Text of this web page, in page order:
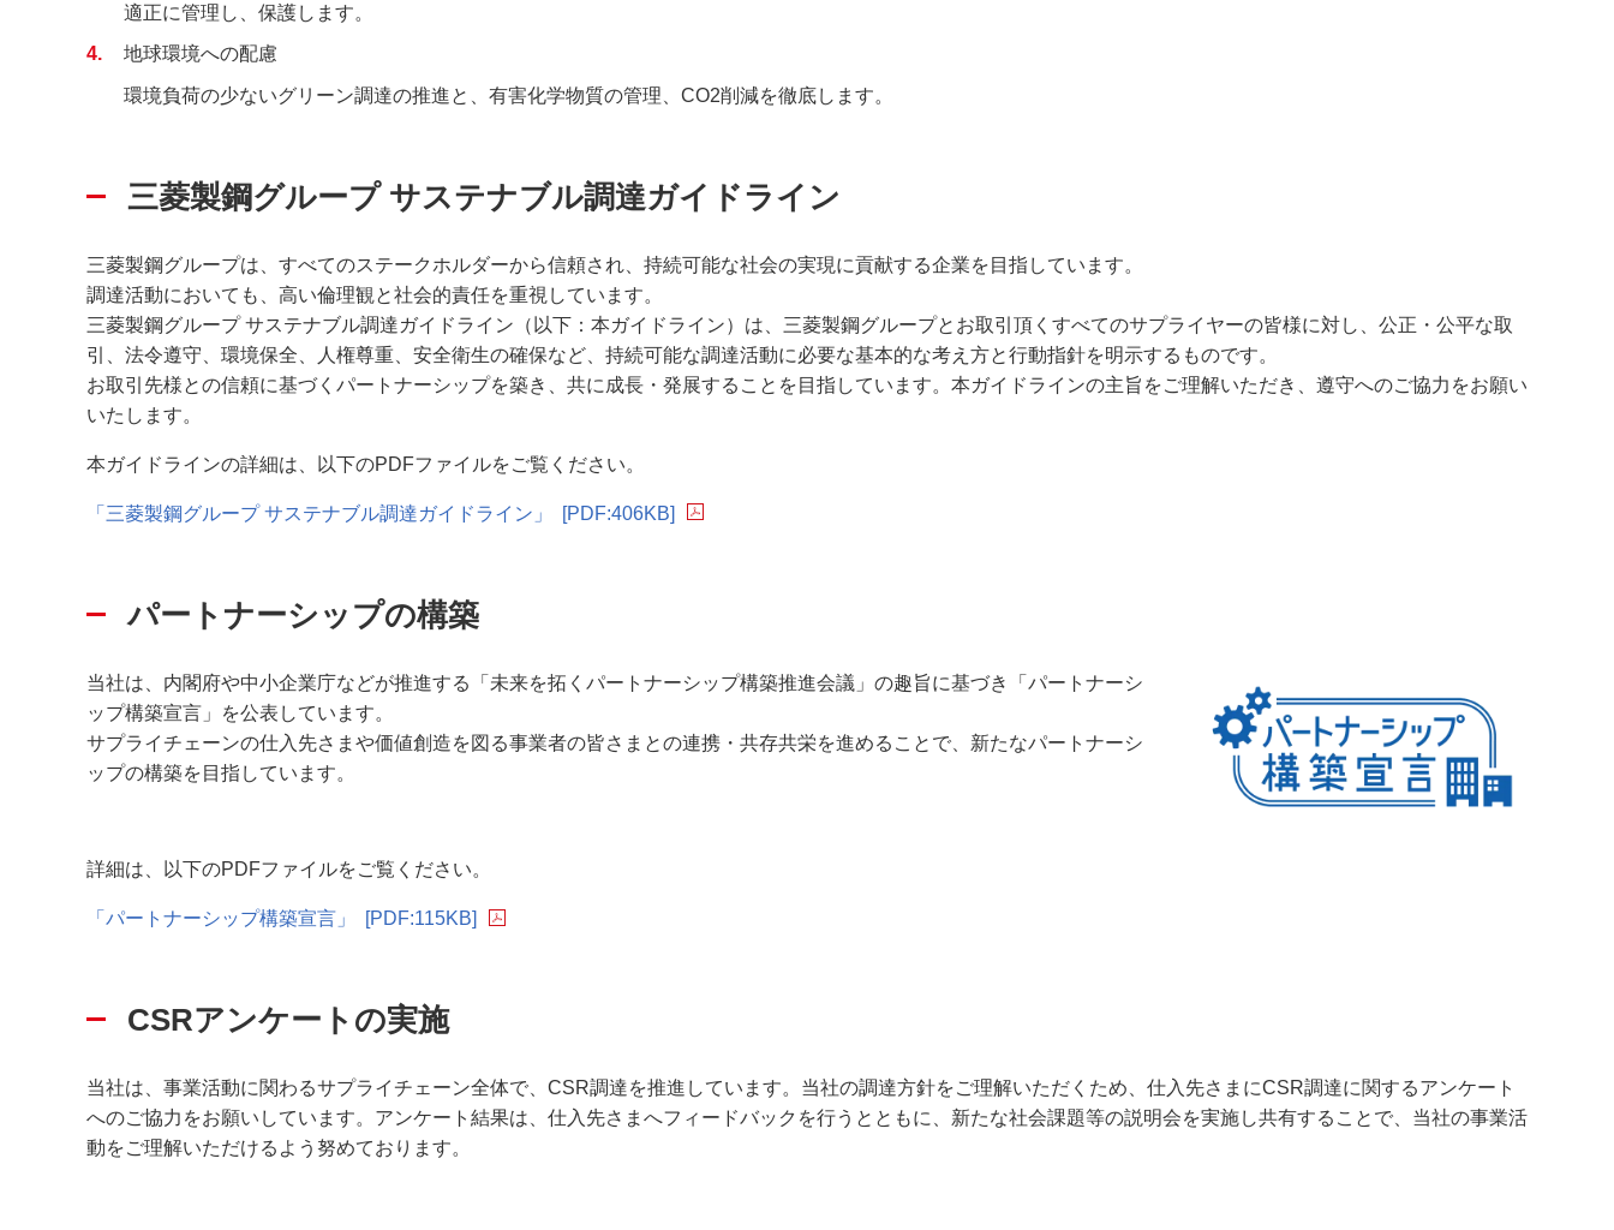
適正に管理し、保護します。
4 地球環境への配慮
環境負荷の少ないグリーン調達の推進と、有害化学物質の管理、CO2削減を徹底します。
三菱製鋼グループ サステナブル調達ガイドライン
三菱製鋼グループは、すべてのステークホルダーから信頼され、持続可能な社会の実現に貢献する企業を目指しています。
調達活動においても、高い倫理観と社会的責任を重視しています。
三菱製鋼グループ サステナブル調達ガイドライン（以下：本ガイドライン）は、三菱製鋼グループとお取引頂くすべてのサプライヤーの皆様に対し、公正・公平な取
引、法令遵守、環境保全、人権尊重、安全衛生の確保など、持続可能な調達活動に必要な基本的な考え方と行動指針を明示するものです。
お取引先様との信頼に基づくパートナーシップを築き、共に成長・発展することを目指しています。本ガイドラインの主旨をご理解いただき、遵守へのご協力をお願い
いたします。
本ガイドラインの詳細は、以下のPDFファイルをご覧ください。
「三菱製鋼グループ サステナブル調達ガイドライン」 [PDF:406KB]
パートナーシップの構築
当社は、内閣府や中小企業庁などが推進する「未来を拓くパートナーシップ構築推進会議」の趣旨に基づき「パートナーシ
ップ構築宣言」を公表しています。
サプライチェーンの仕入先さまや価値創造を図る事業者の皆さまとの連携・共存共栄を進めることで、新たなパートナーシ
ップの構築を目指しています。
詳細は、以下のPDFファイルをご覧ください。
「パートナーシップ構築宣言」 [PDF:115KB]
CSRアンケートの実施
当社は、事業活動に関わるサプライチェーン全体で、CSR調達を推進しています。当社の調達方針をご理解いただくため、仕入先さまにCSR調達に関するアンケート
へのご協力をお願いしています。アンケート結果は、仕入先さまへフィードバックを行うとともに、新たな社会課題等の説明会を実施し共有することで、当社の事業活
動をご理解いただけるよう努めております。